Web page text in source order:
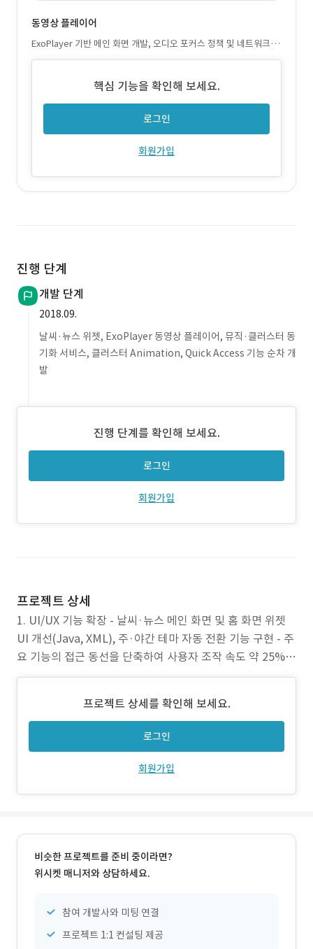
동영상 플레이어
ExoPlayer 기반 메인 화면 개발, 오디오 포커스 정책 및 네트워크 전
환 시 재생 복원 기능 적용
핵심 기능을 확인해 보세요.
로그인
회원가입
진행 단계
개발 단계
2018.09.
날씨·뉴스 위젯, ExoPlayer 동영상 플레이어, 뮤직·클러스터 동
기화 서비스, 클러스터 Animation, Quick Access 기능 순차 개
발
진행 단계를 확인해 보세요.
로그인
회원가입
프로젝트 상세
1. UI/UX 기능 확장 - 날씨·뉴스 메인 화면 및 홈 화면 위젯
UI 개선(Java, XML), 주·야간 테마 자동 전환 기능 구현 - 주
요 기능의 접근 동선을 단축하여 사용자 조작 속도 약 25%
개선 2. 멀티미디어 기능 고도화 - ExoPlayer 기반 동영상 플
s) 정책 적용 - 뮤직 플레이어와 클러스터(홈 화면 위
프로젝트 상세를 확인해 보세요.
로그인
회원가입
비슷한 프로젝트를 준비 중이라면?
위시켓 매니저와 상담하세요.
참여 개발사와 미팅 연결
프로젝트 1:1 컨설팅 제공